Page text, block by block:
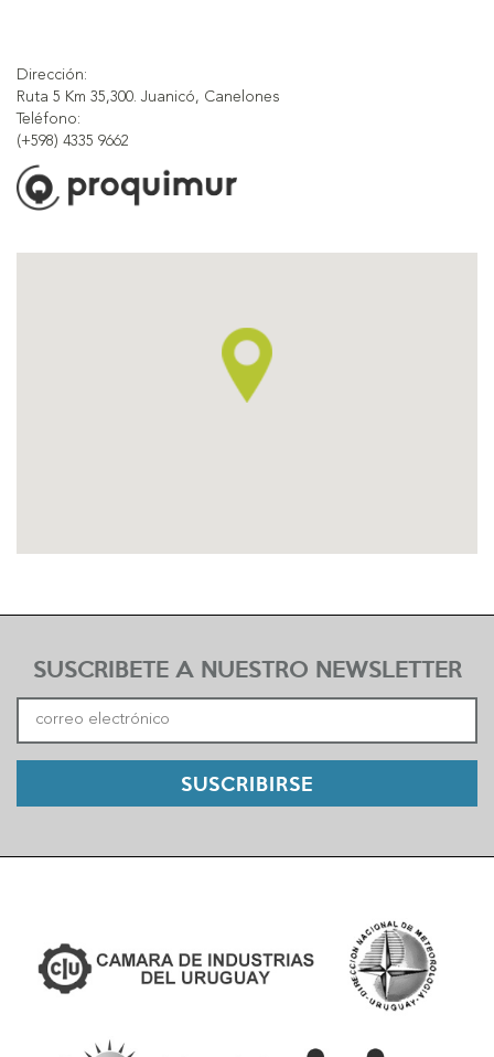
Dirección:
Ruta 5 Km 35,300. Juanicó, Canelones
Teléfono:
(+598) 4335 9662
SUSCRIBETE A NUESTRO NEWSLETTER
SUSCRIBIRSE